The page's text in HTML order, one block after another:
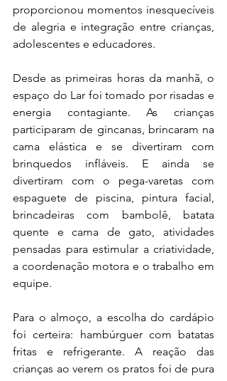
proporcionou momentos inesquecíveis
de alegria e integração entre crianças,
adolescentes e educadores.
Desde as primeiras horas da manhã, o
espaço do Lar foi tomado por risadas e
energia contagiante. As crianças
participaram de gincanas, brincaram na
cama elástica e se divertiram com
brinquedos infláveis. E ainda se
divertiram com o pega-varetas com
espaguete de piscina, pintura facial,
brincadeiras com bambolê, batata
quente e cama de gato, atividades
pensadas para estimular a criatividade,
a coordenação motora e o trabalho em
equipe.
Para o almoço, a escolha do cardápio
foi certeira: hambúrguer com batatas
fritas e refrigerante. A reação das
crianças ao verem os pratos foi de pura